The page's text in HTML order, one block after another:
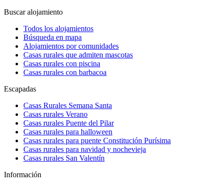
Buscar alojamiento
Todos los alojamientos
Búsqueda en mapa
Alojamientos por comunidades
Casas rurales que admiten mascotas
Casas rurales con piscina
Casas rurales con barbacoa
Escapadas
Casas Rurales Semana Santa
Casas rurales Verano
Casas rurales Puente del Pilar
Casas rurales para halloween
Casas rurales para puente Constitución Purísima
Casas rurales para navidad y nochevieja
Casas rurales San Valentín
Información